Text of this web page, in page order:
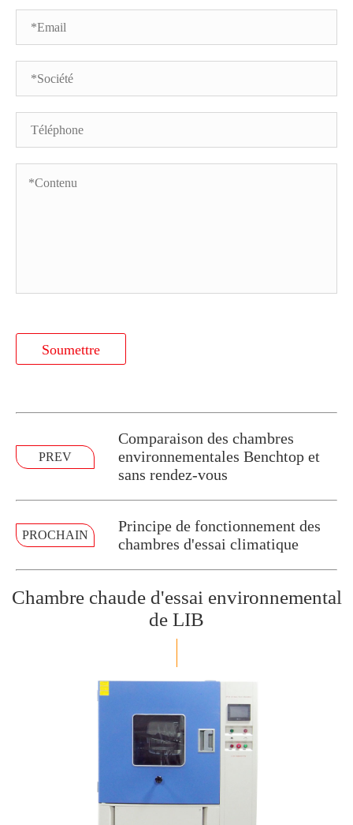
Soumettre
PREV
Comparaison des chambres
environnementales Benchtop et
sans rendez-vous
PROCHAIN
Principe de fonctionnement des
chambres d'essai climatique
Chambre chaude d'essai environnemental
de LIB